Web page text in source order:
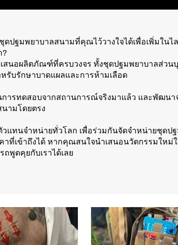
ปฐมพยาบาลสนามที่คุณไว้วางใจได้เพื่อเพิ่มในไ
?
สนอผลิตภัณฑ์ที่ครบวงจร ทั้งชุดปฐมพยาบาลส่ว
รับรักษาบาดแผลและการห้ามเลือด
ารทดสอบจากสถานการณ์จริงมาแล้ว และพัฒนา
ามโดยตรง
วแทนจำหน่ายทั่วโลก เพื่อร่วมกันจัดจำหน่ายชุดป
ที่เข้าถึงได้ หากคุณสนใจนำเสนอนวัตกรรมใหม่
ถพูดคุยกับเราได้เลย